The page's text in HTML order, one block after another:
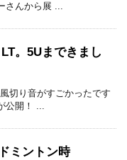
さんから展 ...
。5Uまできまし
切り音がすごかったです
公開！ ...
ミントン時